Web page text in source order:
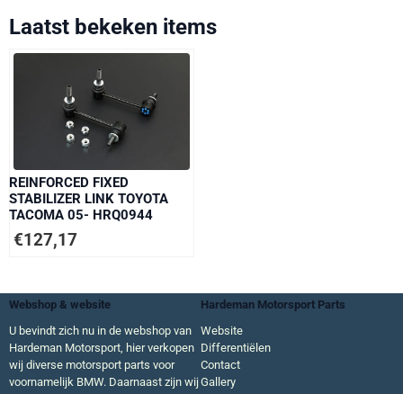
Laatst bekeken items
REINFORCED FIXED
STABILIZER LINK TOYOTA
TACOMA 05- HRQ0944
€127,17
Webshop & website
Hardeman Motorsport Parts
U bevindt zich nu in de webshop van
Hardeman Motorsport, hier verkopen
wij diverse motorsport parts voor
voornamelijk BMW. Daarnaast zijn wij
Website
Differentiëlen
Contact
Gallery